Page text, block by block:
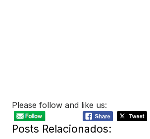
Please follow and like us:
Posts Relacionados: